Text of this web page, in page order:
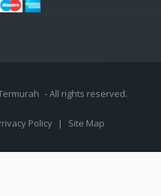
- All rights reserved.
Policy | Site Map